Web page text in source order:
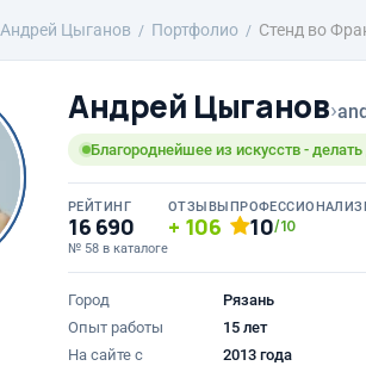
Андрей Цыганов Портфолио Стенд во
Андрей Цыганов›
Благороднейшее из искусств -
РЕЙТИНГ
16 690
№ 58 в каталоге
ОТЗЫВЫ
106 10/10
Город
Рязань
Опыт работы
15 лет
На сайте с
2013 года